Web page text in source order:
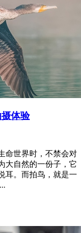
体验
命世界时，不禁会对
大自然的一份子，它
耳。而拍鸟，就是一